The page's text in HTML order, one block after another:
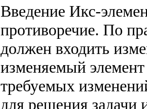
Введение Икс-
противоречие. По
должен входить
изменяемый элемент
требуемых
для решения задачи